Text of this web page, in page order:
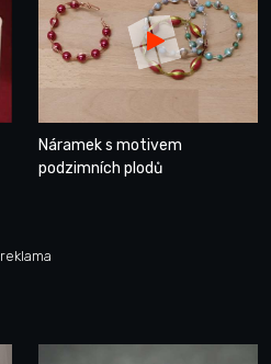
Náramek s motivem
podzimních plodů
reklama